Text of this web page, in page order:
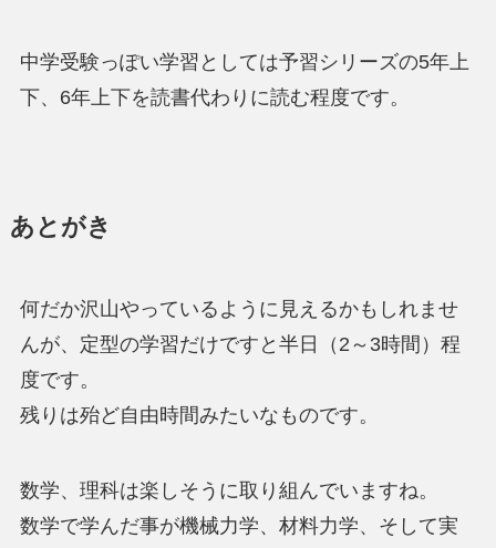
中学受験っぽい学習としては予習シリーズの5年上
下、6年上下を読書代わりに読む程度です。
あとがき
何だか沢山やっているように見えるかもしれませ
んが、定型の学習だけですと半日（2～3時間）程
度です。
残りは殆ど自由時間みたいなものです。
数学、理科は楽しそうに取り組んでいますね。
数学で学んだ事が機械力学、材料力学、そして実